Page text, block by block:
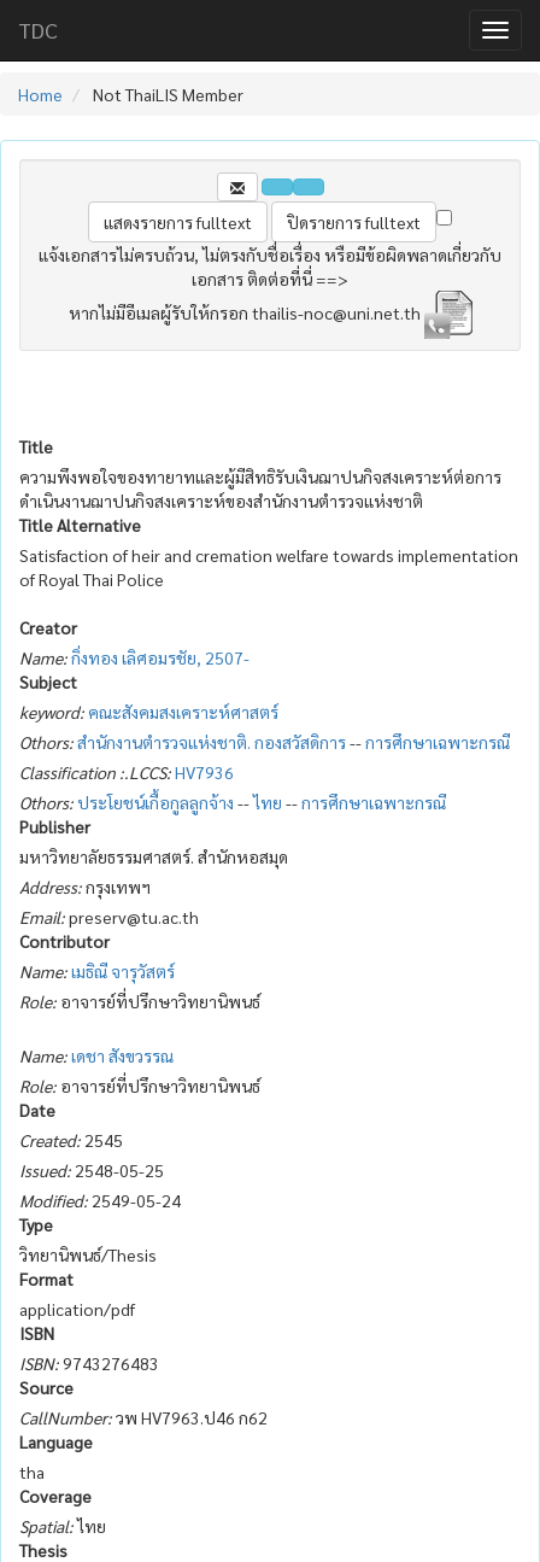
TDC
Home Not ThaiLIS Member
แจ้งเอกสารไม่ครบถ้วน, ไม่ตรงกับชื่อเรื่อง หรือมีข้อผิดพลาดเกี่ยวกับ
เอกสาร ติดต่อที่นี่ ==>
หากไม่มีอีเมลผู้รับให้กรอก thailis-noc@uni.net.th
Title
ความพึงพอใจของทายาทและผู้มีสิทธิรับเงินฌาปนกิจสงเคราะห์ต่อการ
ดำเนินงานฌาปนกิจสงเคราะห์ของสำนักงานตำรวจแห่งชาติ
Title Alternative
Satisfaction of heir and cremation welfare towards implementation
of Royal Thai Police
Creator
Name:กิ่งทอง เลิศอมรชัย, 2507-
Subject
keyword: คณะสังคมสงเคราะห์ศาสตร์
Othors:สำนักงานตำรวจแห่งชาติ. กองสวัสดิการ--การศึกษาเฉพาะกรณี
Classification :.LCCS:HV7936
Othors:ประโยชน์เกื้อกูลลูกจ้าง --ไทย --การศึกษาเฉพาะกรณี
Publisher
มหาวิทยาลัยธรรมศาสตร์. สำนักหอสมุด
Address:กรุงเทพฯ
Email:preserv@tu.ac.th
Contributor
Name:เมธิณี จารุวัสตร์
Role: อาจารย์ที่ปรึกษาวิทยานิพนธ์
Name:เดชา สังขวรรณ
Role: อาจารย์ที่ปรึกษาวิทยานิพนธ์
Date
Created: 2545
Issued: 2548-05-25
Modified: 2549-05-24
Type
วิทยานิพนธ์/Thesis
Format
application/pdf
ISBN
ISBN:9743276483
Source
CallNumber:วพ HV7963.ป46 ก62
Language
tha
Coverage
Spatial:ไทย
Thesis